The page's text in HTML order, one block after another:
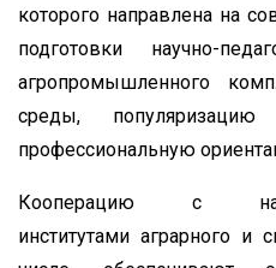
которого направлена на
подготовки научно-
агропромышленного
среды, популяризацию
профессиональную
Кооперацию с
институтами аграрного